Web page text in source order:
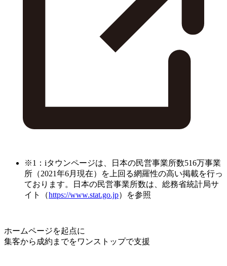
※1：iタウンページは、日本の民営事業所数516万事業
所（2021年6月現在）を上回る網羅性の高い掲載を行っ
ております。日本の民営事業所数は、総務省統計局サ
イト（https://www.stat.go.jp）を参照
ホームページを起点に
集客から成約までをワンストップで支援